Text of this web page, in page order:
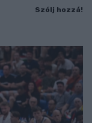
Szólj hozzá!